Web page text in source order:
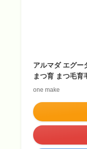
アルマダ エグー
まつ育 まつ毛育
one make